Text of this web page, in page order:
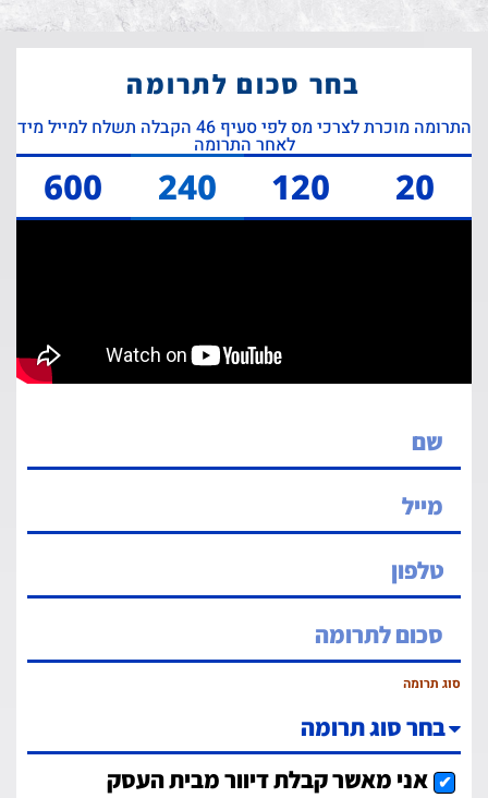
בחר סכום לתרומה
התרומה מוכרת לצרכי מס לפי סעיף 46 הקבלה תשלח למייל מיד
לאחר התרומה
20
120
240
600
סוג תרומה
אני מאשר קבלת דיוור מבית העסק